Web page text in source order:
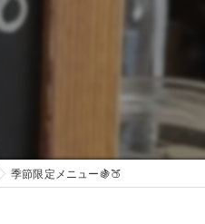
季節限定メニュー🍇🍑